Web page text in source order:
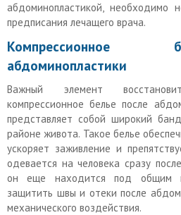
абдоминопластикой, необходимо
предписания лечащего врача.
абдоминопластики
Важный элемент
компрессионное белье после
представляет собой широкий
районе живота. Такое белье
ускоряет заживление и
одевается на человека сразу
он еще находится под общим
защитить швы и отеки после
механического воздействия.